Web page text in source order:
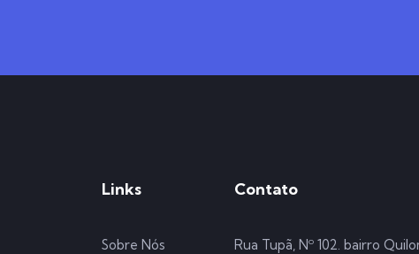
Links
Sobre Nós
Contato
Rua Tupã, Nº 102. bairro